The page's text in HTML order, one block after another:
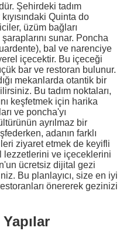
Şehirdeki tadım
Quinta do
üzüm bağları
sunar. Poncha
bal ve narenciye
içecektir. Bu içeceği
bar ve restoran bulunur.
mekanlarda otantik bir
Bu tadım noktaları,
keşfetmek için harika
ve poncha'yı
ayrılmaz bir
adanın farklı
ziyaret etmek de keyifli
lezzetlerini ve içeceklerini
ücretsiz dijital gezi
Bu planlayıcı, size en iyi
önererek gezinizi